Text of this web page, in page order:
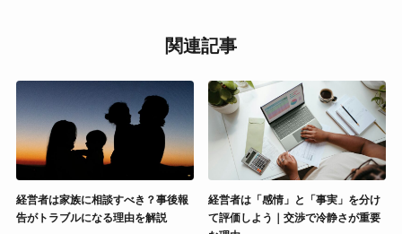
関連記事
経営者は家族に相談すべき？事後報
告がトラブルになる理由を解説
経営者は「感情」と「事実」を分け
て評価しよう｜交渉で冷静さが重要